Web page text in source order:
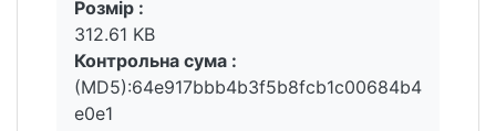
Розмір :
312.61 KB
Контрольна сума :
(MD5):64e917bbb4b3f5b8fcb1c00684b4
e0e1